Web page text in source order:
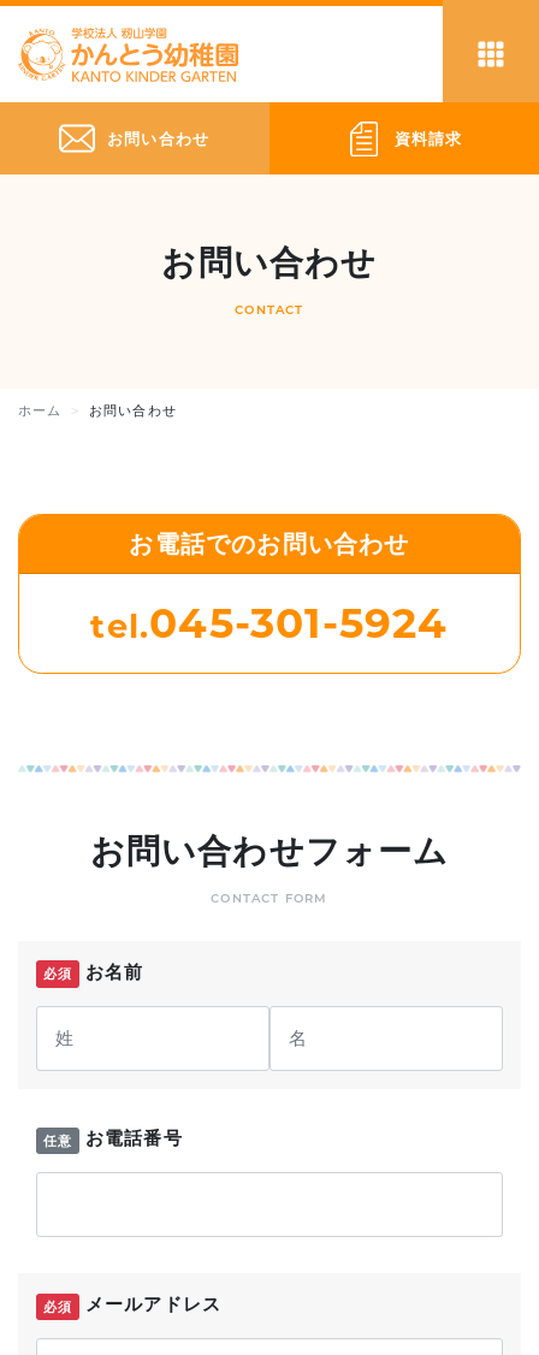
お問い合わせ 資料請求
お問い合わせ
CONTACT
ホーム お問い合わせ
お電話でのお問い合わせ
tel.045-301-5924
お問い合わせフォーム
CONTACT FORM
必須 お名前
任意 お電話番号
必須 メールアドレス